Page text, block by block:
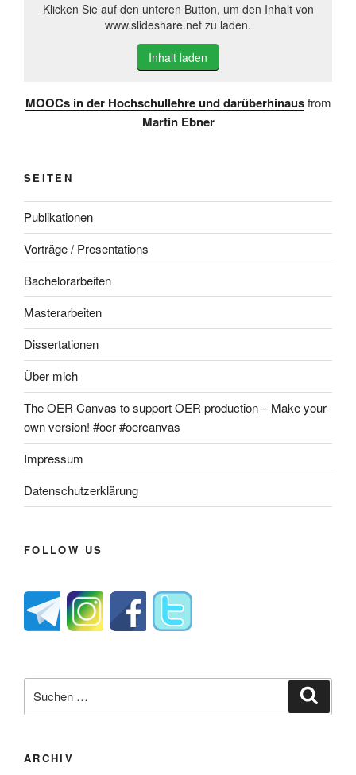
Klicken Sie auf den unteren Button, um den Inhalt von
www.slideshare.net zu laden.
Inhalt laden
MOOCs in der Hochschullehre und darüberhinaus from
Martin Ebner
SEITEN
Publikationen
Vorträge / Presentations
Bachelorarbeiten
Masterarbeiten
Dissertationen
Über mich
The OER Canvas to support OER production – Make your
own version! #oer #oercanvas
Impressum
Datenschutzerklärung
FOLLOW US
nach:
ARCHIV